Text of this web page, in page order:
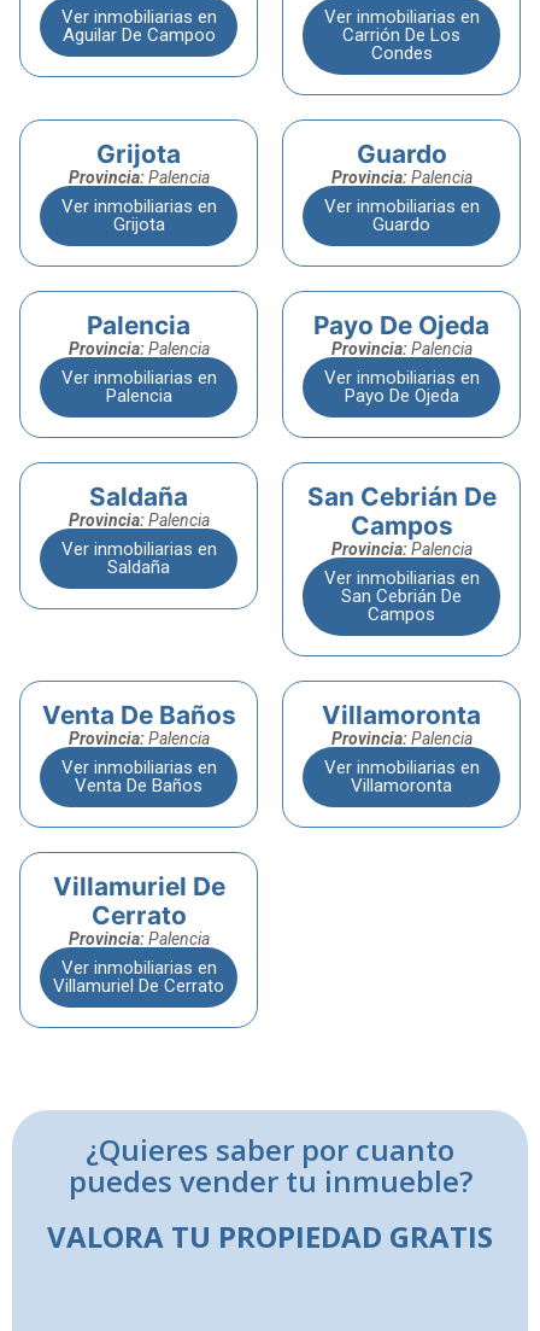
Ver inmobiliarias en
Aguilar De Campoo
Ver inmobiliarias en
Carrión De Los
Condes
Grijota
Provincia:Palencia
Ver inmobiliarias en
Grijota
Guardo
Provincia:Palencia
Ver inmobiliarias en
Guardo
Palencia
Provincia:Palencia
Ver inmobiliarias en
Palencia
Payo De Ojeda
Provincia:Palencia
Ver inmobiliarias en
Payo De Ojeda
Saldaña
Provincia:Palencia
Ver inmobiliarias en
Saldaña
San Cebrián De
Campos
Provincia:Palencia
Ver inmobiliarias en
San Cebrián De
Campos
Venta De Baños
Provincia:Palencia
Ver inmobiliarias en
Venta De Baños
Villamoronta
Provincia:Palencia
Ver inmobiliarias en
Villamoronta
Villamuriel De
Cerrato
Provincia:Palencia
Ver inmobiliarias en
Villamuriel De Cerrato
¿Quieres saber por cuanto
puedes vender tu inmueble?
VALORA TU PROPIEDAD GRATIS